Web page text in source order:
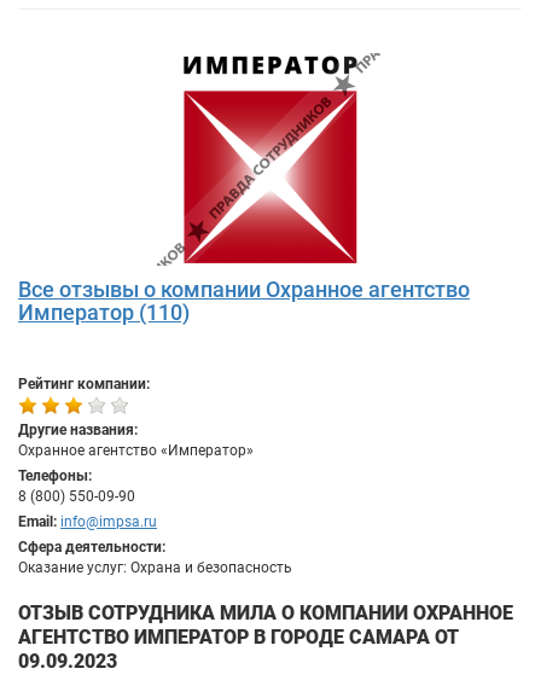
Все отзывы о компании Охранное агентство
Император (110)
Рейтинг компании:
Другие названия:
Охранное агентство «Император»
Телефоны:
8 (800) 550-09-90
Email: info@impsa.ru
Сфера деятельности:
Оказание услуг: Охрана и безопасность
ОТЗЫВ СОТРУДНИКА МИЛА О КОМПАНИИ ОХРАННОЕ
АГЕНТСТВО ИМПЕРАТОР В ГОРОДЕ САМАРА ОТ
09.09.2023